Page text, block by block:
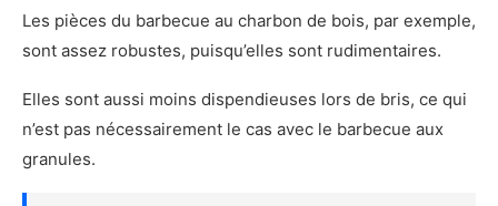
Les pièces du barbecue au charbon de bois, par exemple,
sont assez robustes, puisqu’elles sont rudimentaires.
Elles sont aussi moins dispendieuses lors de bris, ce qui
n’est pas nécessairement le cas avec le barbecue aux
granules.